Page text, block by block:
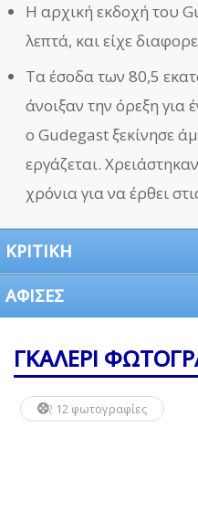
Η αρχική εκδοχή του
λεπτά, και είχε
Τα έσοδα των 80,5
άνοιξαν την όρεξη για
ο Gudegast ξεκίνησε
εργάζεται.
χρόνια για να έρθει
ΚΡΙΤΙΚΗ
ΑΦΙΣΕΣ
ΓΚΑΛΕΡΙ
12 φωτογραφίες